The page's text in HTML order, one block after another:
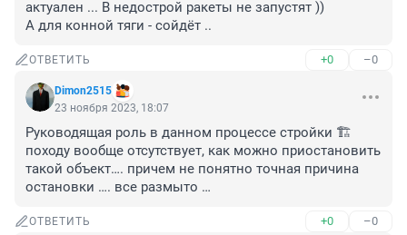
актуален ... В недострой ракеты не запустят ))
А для конной тяги - сойдёт ..
ОТВЕТИТЬ +0 –0
Dimon2515
23 ноября 2023, 18:07
Руководящая роль в данном процессе стройки 🏗️
походу вообще отсутствует, как можно приостановить
такой объект…. причем не понятно точная причина
остановки …. все размыто …
ОТВЕТИТЬ +0 –0